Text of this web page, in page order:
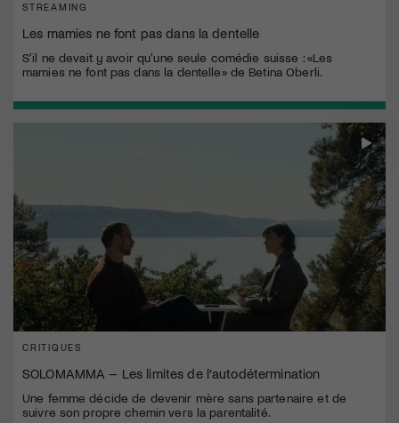
STREAMING
Les mamies ne font pas dans la dentelle
S'il ne devait y avoir qu'une seule comédie suisse : «Les
mamies ne font pas dans la dentelle» de Betina Oberli.
CRITIQUES
SOLOMAMMA – Les limites de l’autodétermination
Une femme décide de devenir mère sans partenaire et de
suivre son propre chemin vers la parentalité.